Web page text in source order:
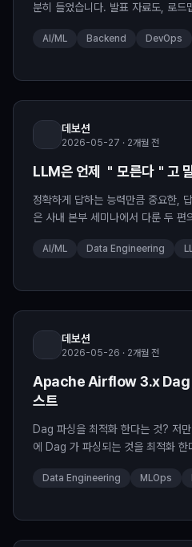
분히 들었습니다. 발표 자료도, 로드
라, 6...
AI/ML Backend DevOps
데보션
2026-05-27 · 2개월 전
LLM은 언제 ＂모른다＂고
정확하게 답하는 능력만큼 중요한,
은 사내 본부 세미나에서 다룬 두
arXiv:2...
AI/ML Data Engineering
데보션
2026-05-26 · 2개월 전
Apache Airflow 3.x Dag
스트
Dag 파싱을 최적화 한다는 것? 저
에 Dag 가 파싱되는 것을 최적화 한
여보았습니다. ...
Data Engineering MLOps